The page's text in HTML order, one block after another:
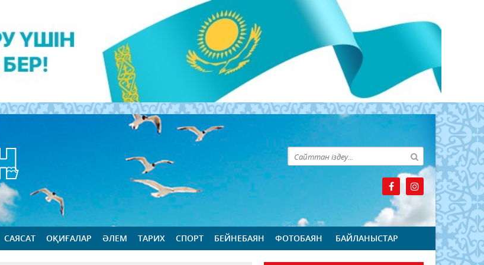
САЯСАТ ОҚИҒАЛАР ӘЛЕМ ТАРИХ СПОРТ БЕЙНЕБАЯН ФОТОБАЯН БАЙЛАНЫСТАР